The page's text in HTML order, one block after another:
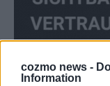
cozmo news -
Information